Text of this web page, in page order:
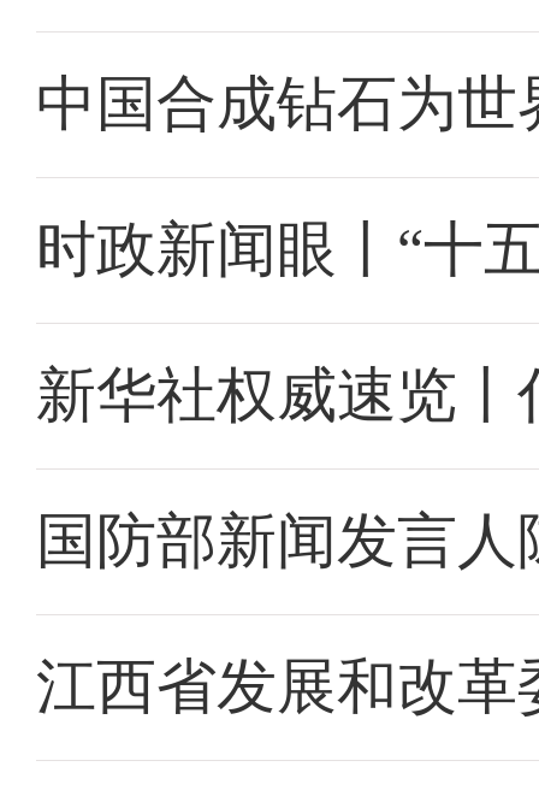
中国合成钻石为世
时政新闻眼丨“十
新华社权威速览丨
国防部新闻发言
江西省发展和改